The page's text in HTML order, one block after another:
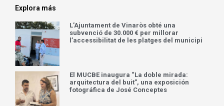
Explora más
L’Ajuntament de Vinaròs obté una
subvenció de 30.000 € per millorar
l’accessibilitat de les platges del municipi
El MUCBE inaugura “La doble mirada:
arquitectura del buit”, una exposición
fotográfica de José Conceptes